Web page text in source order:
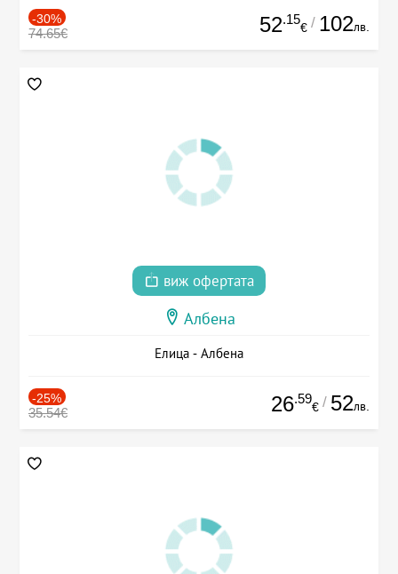
-30%
74.65€ 52.15
€ / 102лв.
виж офертата
Албена
Елица - Албена
-25%
35.54€ 26.59
€ / 52лв.